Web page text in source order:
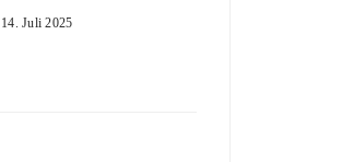
14. Juli 2025